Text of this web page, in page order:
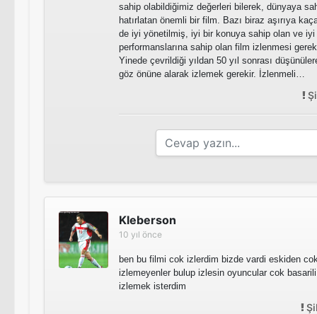
sahip olabildiğimiz değerleri bilerek, dünyaya
hatırlatan önemli bir film. Bazı biraz aşırıya
de iyi yönetilmiş, iyi bir konuya sahip olan ve iyi
performanslarına sahip olan film izlenmesi
Yinede çevrildiği yıldan 50 yıl sonrası
göz önüne alarak izlemek gerekir. İzlenmeli…
Kleberson
10 yıl önce
ben bu filmi cok izlerdim bizde vardi eskiden
izlemeyenler bulup izlesin oyuncular cok
izlemek isterdim